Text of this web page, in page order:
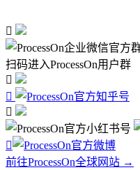

扫码进入ProcessOn用户群




前往ProcessOn全球网站 →